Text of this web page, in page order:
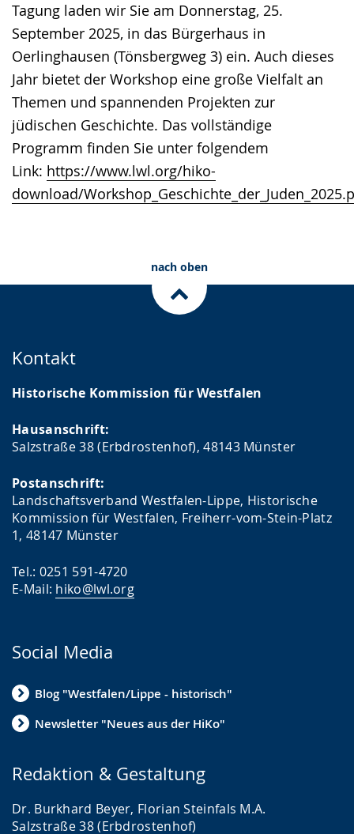
Tagung laden wir Sie am Donnerstag, 25.
September 2025, in das Bürgerhaus in
Oerlinghausen (Tönsbergweg 3) ein. Auch dieses
Jahr bietet der Workshop eine große Vielfalt an
Themen und spannenden Projekten zur
jüdischen Geschichte. Das vollständige
Programm finden Sie unter folgendem
Link: https://www.lwl.org/hiko-
download/
nach oben
Kontakt
Historische Kommission für Westfalen
Hausanschrift:
Salzstraße 38 (Erbdrostenhof), 48143 Münster
Postanschrift:
Landschaftsverband Westfalen-Lippe, Historische
Kommission für Westfalen, Freiherr-vom-Stein-Platz
1, 48147 Münster
Tel.: 0251 591-4720
E-Mail: hiko@lwl.org
Social Media
Blog "Westfalen/Lippe - historisch"
Newsletter "Neues aus der HiKo"
Redaktion & Gestaltung
Dr. Burkhard Beyer, Florian Steinfals M.A.
Salzstraße 38 (Erbdrostenhof)